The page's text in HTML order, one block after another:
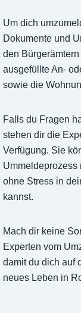
Um dich
Dokumente und
den
ausgefüllte An-
sowie die
Falls du Fragen
stehen dir die
Verfügung. Sie
Ummeldeprozess
ohne Stress in
kannst.
Mach dir keine
Experten vom
damit du dich auf
neues Leben in